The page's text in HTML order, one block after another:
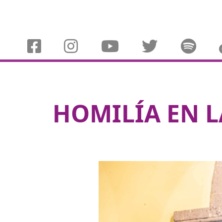
HOMILÍA EN